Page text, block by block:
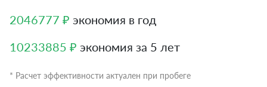
2046777 ₽ экономия в год
10233885 ₽ экономия за 5 лет
* Расчет эффективности актуален при пробеге